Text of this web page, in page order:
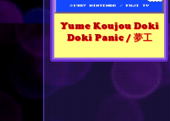
Yume Koujou Doki
Doki Panic / 夢工